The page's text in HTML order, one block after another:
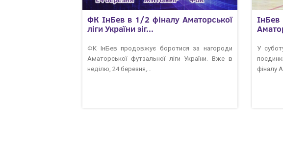
ФК ІнБев в 1/2 фіналу Аматорської
ліги України зіг...
ФК ІнБев продовжує боротися за нагороди
Аматорської футзальної ліги України. Вже в
неділю, 24 березня,...
У
фіналу